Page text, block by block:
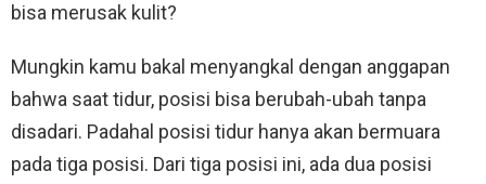
bisa merusak kulit?
Mungkin kamu bakal menyangkal dengan anggapan
bahwa saat tidur, posisi bisa berubah-ubah tanpa
disadari. Padahal posisi tidur hanya akan bermuara
pada tiga posisi. Dari tiga posisi ini, ada dua posisi